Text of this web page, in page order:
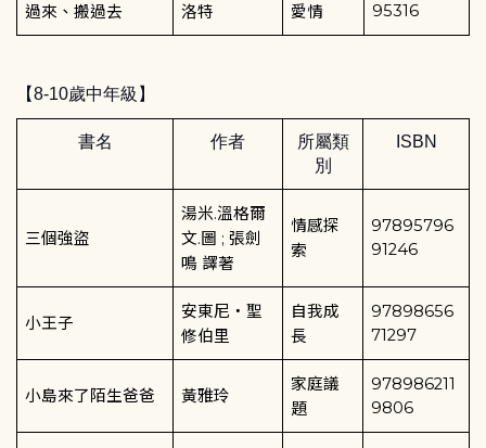
過來、搬過去
洛特
愛情
95316
【8-10歲中年級】
書名 作者
所屬類
別
ISBN
三個強盜
湯米.溫格爾
文.圖 ;張劍
鳴 譯著
情感探
索
97895796
91246
小王子
安東尼 ‧聖
修伯里
自我成
長
97898656
71297
小島來了陌生爸爸 黃雅玲
家庭議
題
978986211
9806